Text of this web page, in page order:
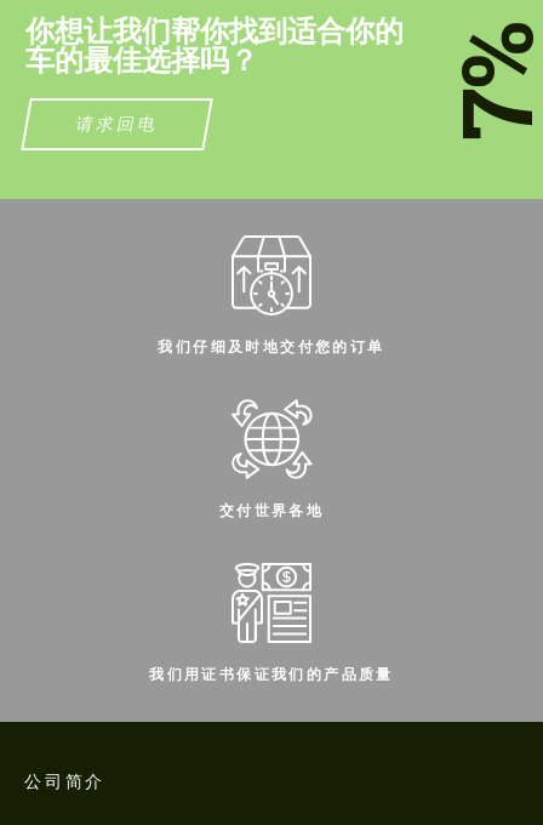
你想让我们帮你找到适合你的
车的最佳选择吗？
请求回电
我们仔细及时地交付您的订单
交付世界各地
我们用证书保证我们的产品质量
公司简介
联系我
我们讲您的语言
我们讲您的语言